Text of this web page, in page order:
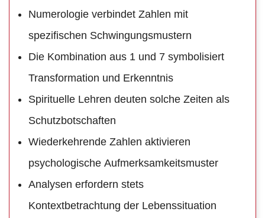
Numerologie verbindet Zahlen mit
spezifischen Schwingungsmustern
Die Kombination aus 1 und 7 symbolisiert
Transformation und Erkenntnis
Spirituelle Lehren deuten solche Zeiten als
Schutzbotschaften
Wiederkehrende Zahlen aktivieren
psychologische Aufmerksamkeitsmuster
Analysen erfordern stets
Kontextbetrachtung der Lebenssituation